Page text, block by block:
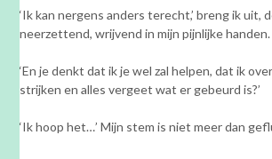
‘Ik kan nergens anders terecht,’ breng ik uit,
neerzettend, wrijvend in mijn pijnlijke handen.
‘En je denkt dat ik je wel zal helpen, dat ik
strijken en alles vergeet wat er gebeurd is?’
‘Ik hoop het…’ Mijn stem is niet meer dan